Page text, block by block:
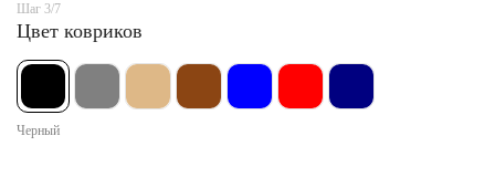
Шаг 3/7
Цвет ковриков
Черный